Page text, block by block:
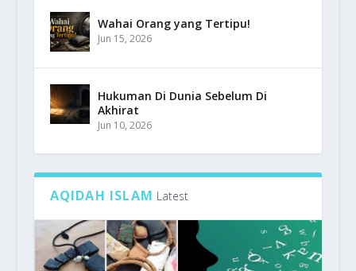
Wahai Orang yang Tertipu!
Jun 15, 2026
Hukuman Di Dunia Sebelum Di
Akhirat
Jun 10, 2026
AQIDAH ISLAM Latest